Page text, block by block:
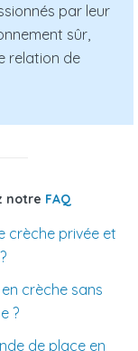
par leur
sûr,
relation de
notre FAQ
crèche privée et
crèche sans
?
de place en